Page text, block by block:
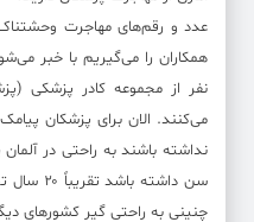
عدد و رقم‌های مهاجرت
نفر از مجموعه کادر پزشکی
سن
چنینی به راحتی گیر کشورهای